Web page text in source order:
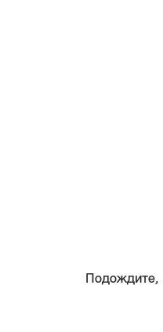
Подождите,